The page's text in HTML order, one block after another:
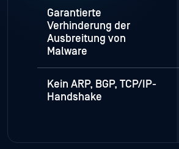
Garantierte
Verhinderung der
Ausbreitung von
Malware
Kein ARP, BGP, TCP/IP-
Handshake